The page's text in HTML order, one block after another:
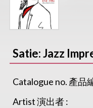
Satie: Jazz
Catalogue no. 產品
Artist 演出者 :